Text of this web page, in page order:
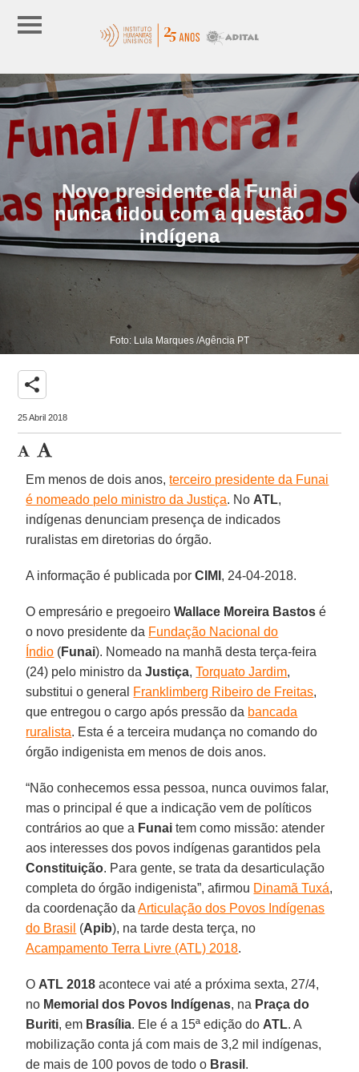
Novo presidente da Funai
nunca lidou com a questão
indígena
Foto: Lula Marques /Agência PT
share
25 Abril 2018
Em menos de dois anos,terceiro presidente da Funai
é nomeado pelo ministro da Justiça. No ATL,
indígenas denunciam presença de indicados
ruralistas em diretorias do órgão.
A informação é publicada porCIMI , 24-04-2018.
O empresário e pregoeiroWallace Moreira Bastos é
o novo presidente da Fundação Nacional do
Índio (Funai). Nomeado na manhã desta terça-feira
(24) pelo ministro daJustiça,Torquato Jardim,
substitui o general Franklimberg Ribeiro de Freitas,
que entregou o cargo após pressão da bancada
ruralista. Esta é a terceira mudança no comando do
órgão indigenista em menos de dois anos.
“Não conhecemos essa pessoa, nunca ouvimos falar,
mas o principal é que a indicação vem de políticos
contrários ao que a Funai tem como missão: atender
aos interesses dos povos indígenas garantidos pela
Constituição. Para gente, se trata da desarticulação
completa do órgão indigenista”, afirmou Dinamã Tuxá,
da coordenação daArticulação dos Povos Indígenas
do Brasil (Apib), na tarde desta terça, no
Acampamento Terra Livre (ATL) 2018.
O ATL 2018 acontece vai até a próxima sexta, 27/4,
no Memorial dos Povos Indígenas, na Praça do
Buriti, em Brasília. Ele é a 15ª edição do ATL. A
mobilização conta já com mais de 3,2 mil indígenas,
de mais de 100 povos de todo o Brasil .